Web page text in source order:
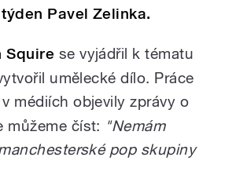
Pavel Zelinka.
Squire se vyjádřil k tématu
umělecké dílo. Práce
médiích objevily zprávy o
můžeme číst: "Nemám
pop skupiny